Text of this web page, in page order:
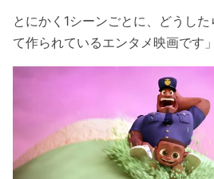
とにかく1シーンごとに、どうし
て作られているエンタメ映画です」